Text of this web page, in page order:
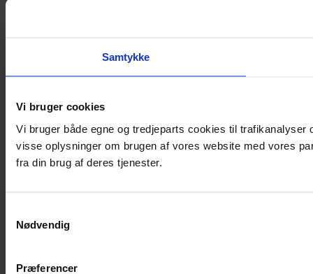
Samtykke
Vi bruger cookies
Vi bruger både egne og tredjeparts cookies til
visse oplysninger om brugen af vores website med vores
fra din brug af deres tjenester.
Nødvendig
Præferencer